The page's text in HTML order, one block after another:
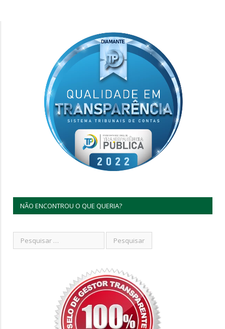
NÃO ENCONTROU O QUE QUERIA?